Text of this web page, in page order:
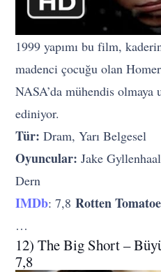
1999 yapımı bu film,
madenci çocuğu olan
NASA’da mühendis olmaya
ediniyor.
Tür: Dram, Yarı Belgesel
Oyuncular: Jake
Dern
IMDb: 7,8Rotten
…
12) The Big Short –
7,8